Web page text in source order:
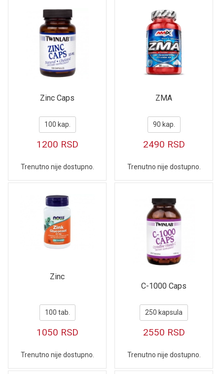
Zinc Caps
100 kap.
1200 RSD
Trenutno nije dostupno.
ZMA
90 kap.
2490 RSD
Trenutno nije dostupno.
Zinc
100 tab.
1050 RSD
Trenutno nije dostupno.
C-1000 Caps
250 kapsula
2550 RSD
Trenutno nije dostupno.